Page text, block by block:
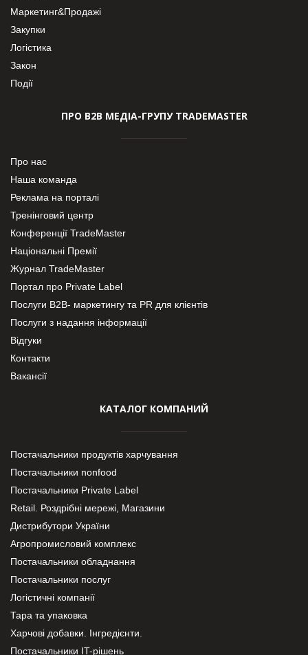
Маркетинг&Продажі
Закупки
Логістика
Закон
Події
ПРО В2В МЕДІА-ГРУПУ TRADEMASTER
Про нас
Наша команда
Реклама на порталі
Тренінговий центр
Конференції TradeMaster
Національні Премії
Журнал TradeMaster
Портал про Private Label
Послуги В2В- маркетингу та PR для клієнтів
Послуги з надання інформації
Відгуки
Контакти
Вакансії
КАТАЛОГ КОМПАНИЙ
Постачальники продуктів харчування
Постачальники nonfood
Постачальники Private Label
Retail. Роздрібні мережі, Магазини
Дистрибутори України
Агропромисловий комплекс
Постачальники обладнання
Постачальники послуг
Логістичні компанії
Тара та упаковка
Харчові добавки. Інгредієнти.
Постачальники IT-рішень